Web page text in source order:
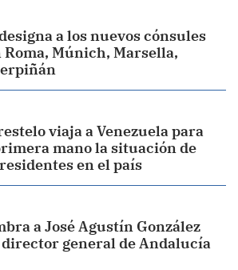
a los nuevos cónsules
Roma, Múnich, Marsella,
viaja a Venezuela para
mano la situación de
en el país
a José Agustín González
director general de Andalucía